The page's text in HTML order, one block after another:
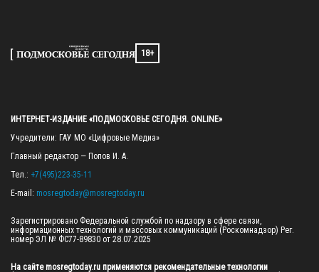
18+
ИНТЕРНЕТ-ИЗДАНИЕ «ПОДМОСКОВЬЕ СЕГОДНЯ. ONLINE»
Учредители: ГАУ МО «Цифровые Медиа»
Главный редактор — Попов И. А.
Тел.: +7(495)223-35-11
E-mail: mosregtoday@mosregtoday.ru
Зарегистрировано Федеральной службой по надзору в сфере связи,
информационных технологий и массовых коммуникаций (Роскомнадзор) Рег.
номер ЭЛ № ФС77-89830 от 28.07.2025
На сайте mosregtoday.ru применяются рекомендательные технологии